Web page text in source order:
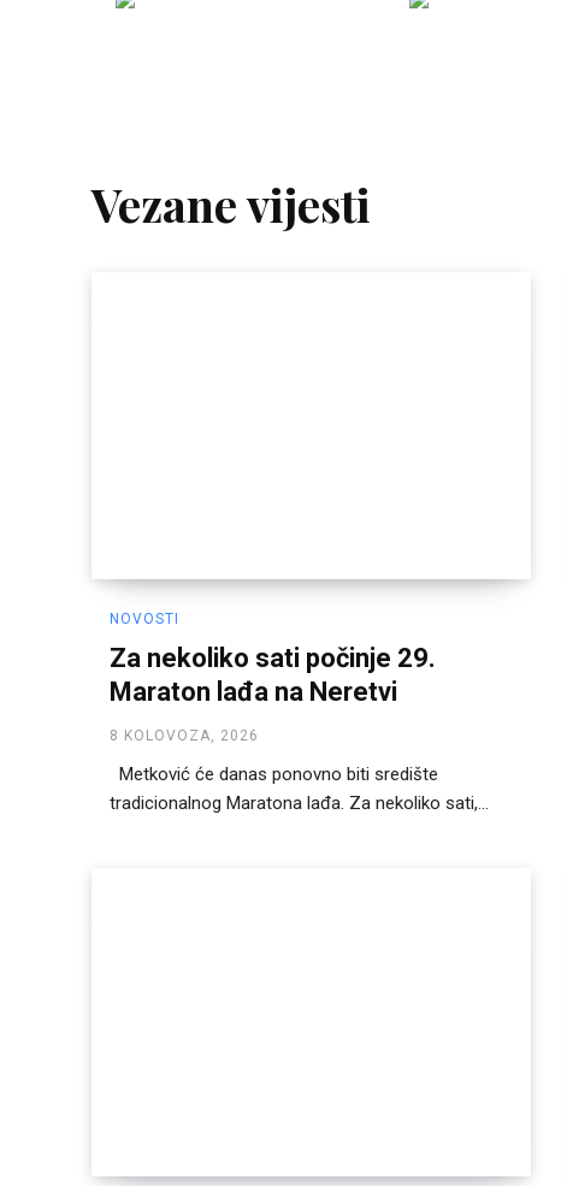
Vezane vijesti
NOVOSTI
Za nekoliko sati počinje 29.
Maraton lađa na Neretvi
8 KOLOVOZA, 2026
Metković će danas ponovno biti središte
tradicionalnog Maratona lađa. Za nekoliko sati,...